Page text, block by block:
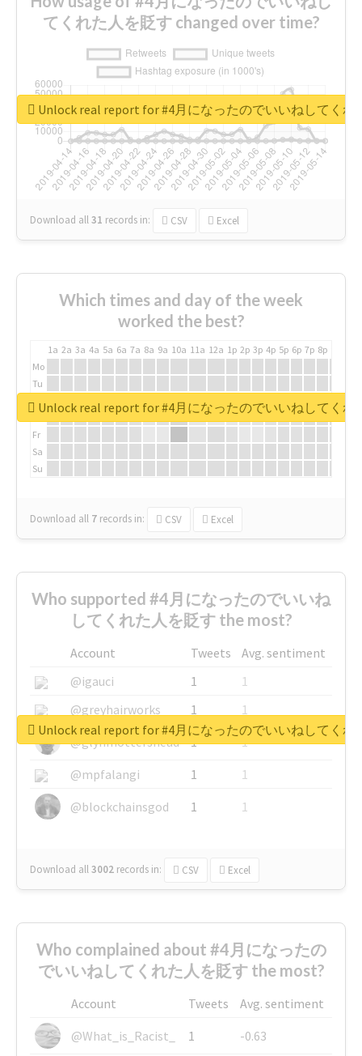
てくれた人を貶す changed over time?
Download all31 records in: CSV Excel
Unlock real report for #4月になったのでいいねしてくれ
Which times and day of the week
worked the best?
1a 2a 3a 4a 5a 6a 7a 8a 9a 10a 11a 12a 1p 2p 3p 4p 5p 6p 7p 8p
Mo
Tu
We
Fr
Sa
Su
Download all 7 records in: CSV Excel
Unlock real report for #4月になったのでいいねしてくれ
Who supported #4月になったのでいいね
してくれた人を貶す the most?
Account Tweets
Avg. sentiment
@igauci
1
1
@greyhairworks
1
1
@glynmottershead
1
1
@mpfalangi
1
1
@blockchainsgod
1 1
Download all3002 records in: CSV Excel
Unlock real report for #4月になったのでいいねしてくれ
Who complained about #4月になったの
でいいねしてくれた人を貶す the most?
Account Tweets
Avg. sentiment
@What_is_Racist_
1
-0.63